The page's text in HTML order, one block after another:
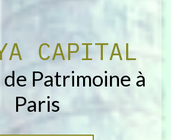
A CAPITAL
Patrimoine à
Paris